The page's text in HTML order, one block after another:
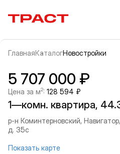
Траст | Служба
ГлавнаяКаталогНовостройки
Информация об
Галерея
5 707 000 ₽
Цена за м2: 128 594 ₽
1—комн. квартира,
р-н Коминтерновский,
д. 35с
Показать карте